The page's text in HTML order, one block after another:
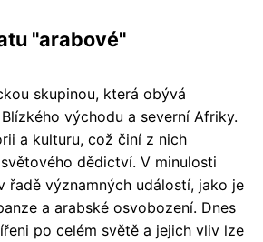
"arabové"
skupinou, která obývá
východu a severní Afriky.
a kulturu, což činí z nich
dědictví. V minulosti
řadě významných událostí, jako je
a arabské osvobození. Dnes
po celém světě a jejich vliv lze